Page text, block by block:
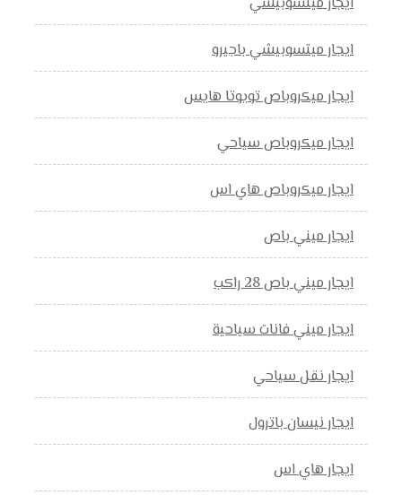
ايجار ميتسوبيشي باجيرو
ايجار ميكروباص تويوتا هايس
ايجار ميكروباص سياحي
ايجار ميكروباص هاي اس
ايجار ميني باص
ايجار ميني باص 28 راكب
ايجار ميني فانات سياحية
ايجار نقل سياحي
ايجار نيسان باترول
ايجار هاي اس